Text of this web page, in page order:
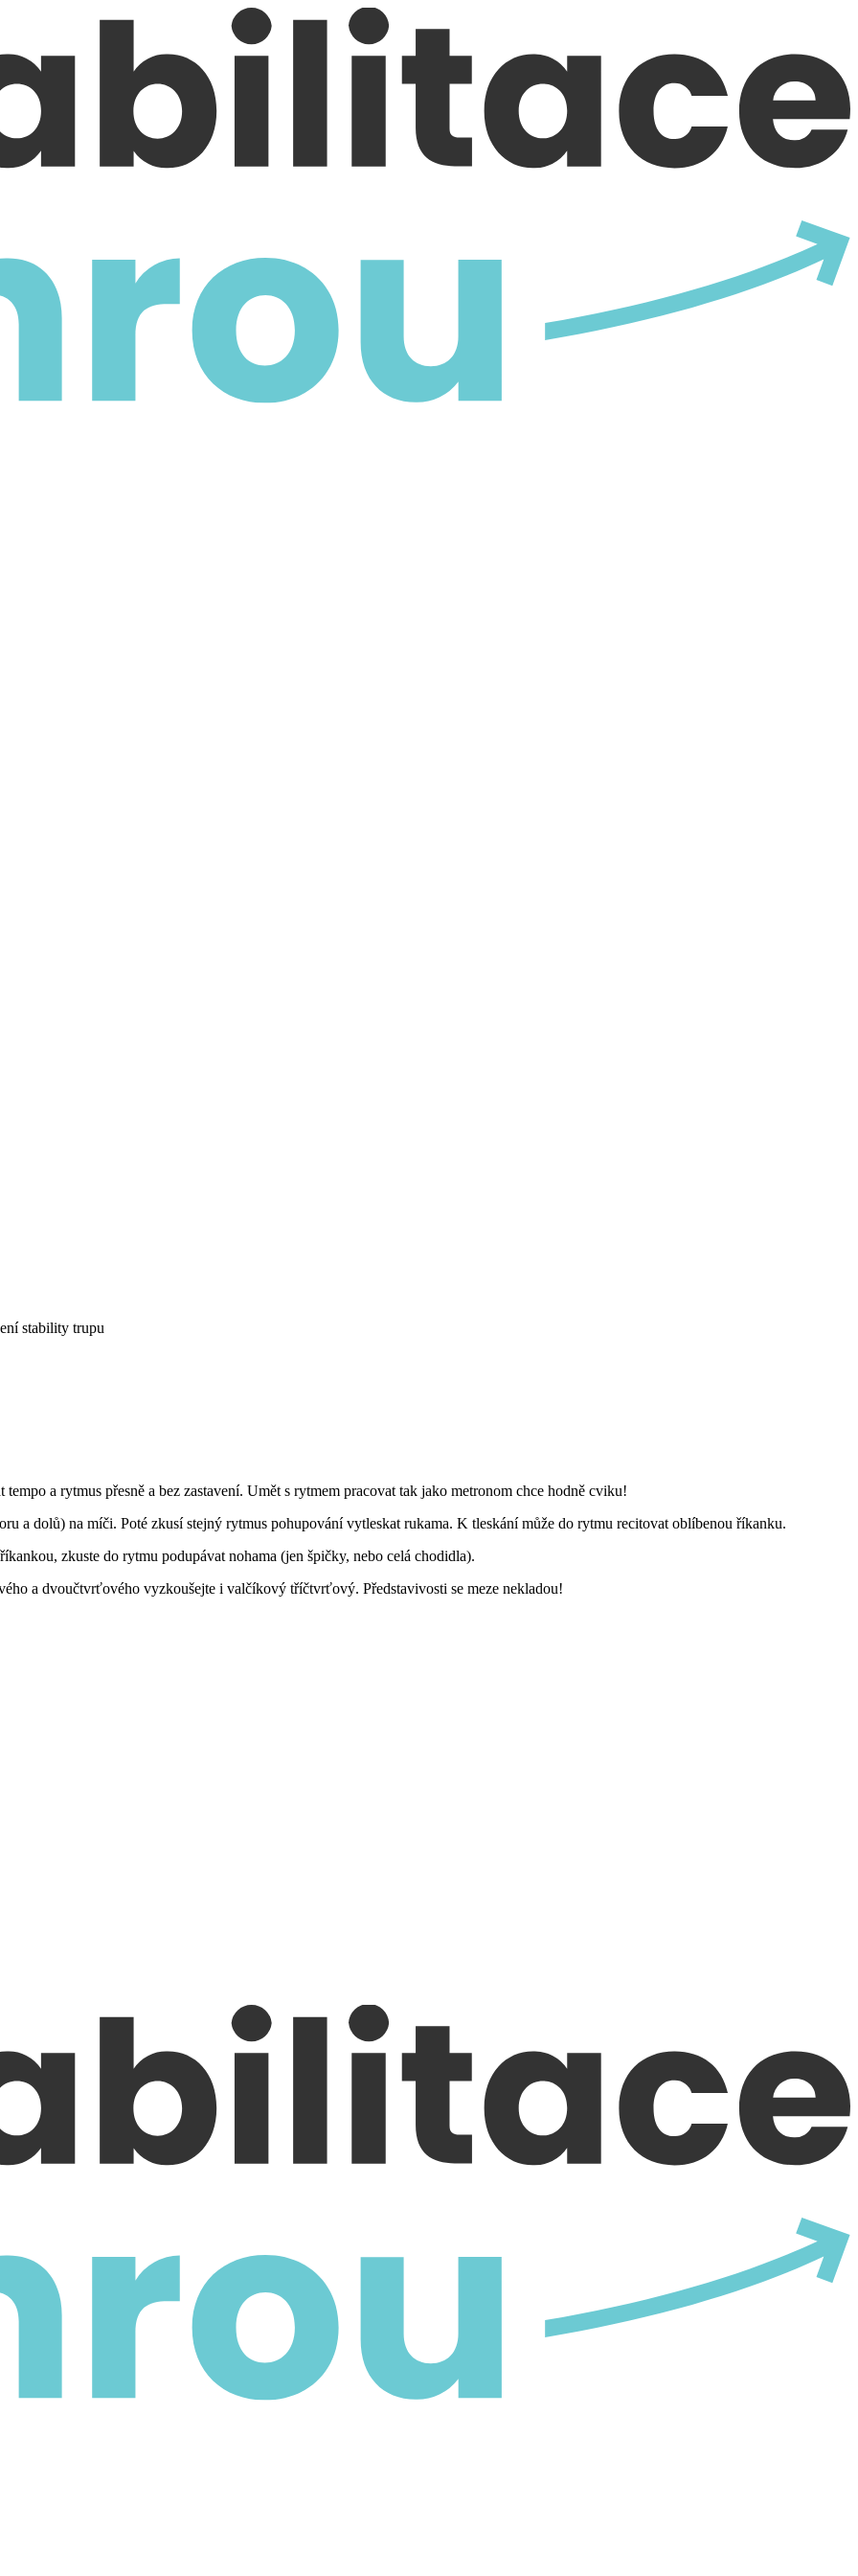
stability trupu
a rytmus přesně a bez zastavení. Umět s rytmem pracovat tak jako metronom chce hodně cviku!
a dolů) na míči. Poté zkusí stejný rytmus pohupování vytleskat rukama. K tleskání může do rytmu recitovat oblíbenou říkanku.
zkuste do rytmu podupávat nohama (jen špičky, nebo celá chodidla).
a dvoučtvrťového vyzkoušejte i valčíkový tříčtvrťový. Představivosti se meze nekladou!